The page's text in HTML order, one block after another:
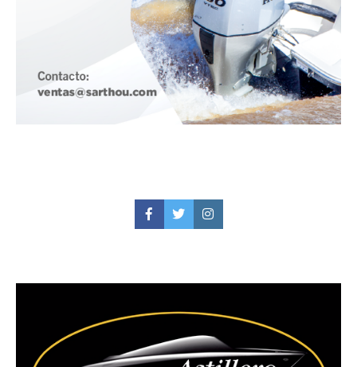
FacebookTwitterInstagram